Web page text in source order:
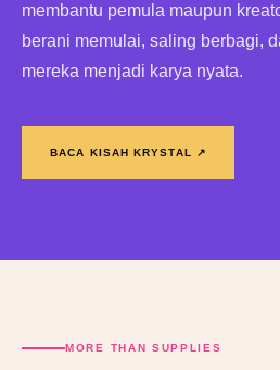
membantu pemula maupun
berani memulai, saling berbagi,
mereka menjadi karya nyata.
BACA KISAH KRYSTAL ↗
MORE THAN SUPPLIES